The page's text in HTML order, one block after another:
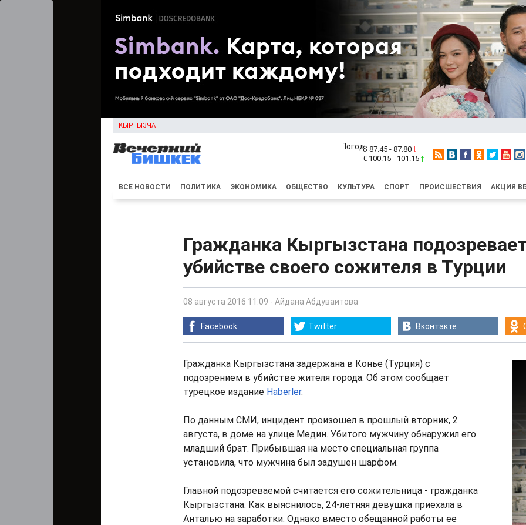
КЫРГЫЗЧА
$ 87.45 - 87.80
€ 100.15 - 101.15
ВСЕ НОВОСТИ ПОЛИТИКА ЭКОНОМИКА ОБЩЕСТВО КУЛЬТУРА СПОРТ ПРОИСШЕСТВИЯ АКЦИЯ
Гражданка Кыргызстана
убийстве своего сожителя в Турции
08 августа 2016 11:09 - Айдана Абдуваитова
Facebook Twitter Вконтакте
Гражданка Кыргызстана задержана в Конье (Турция) с
подозрением в убийстве жителя города. Об этом сообщает
турецкое издание Haberler.
По данным СМИ, инцидент произошел в прошлый вторник, 2
августа, в доме на улице Медин. Убитого мужчину обнаружил его
младший брат. Прибывшая на место специальная группа
установила, что мужчина был задушен шарфом.
Главной подозреваемой считается его сожительница - гражданка
Кыргызстана. Как выяснилось, 24-летняя девушка приехала в
Анталью на заработки. Однако вместо обещанной работы ее